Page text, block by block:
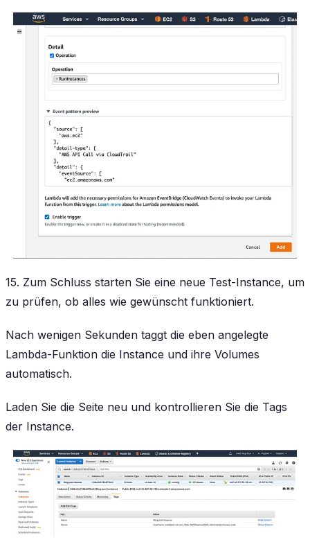
15. Zum Schluss starten Sie eine neue Test-Instance, um
zu prüfen, ob alles wie gewünscht funktioniert.
Nach wenigen Sekunden taggt die eben angelegte
Lambda-Funktion die Instance und ihre Volumes
automatisch.
Laden Sie die Seite neu und kontrollieren Sie die Tags
der Instance.